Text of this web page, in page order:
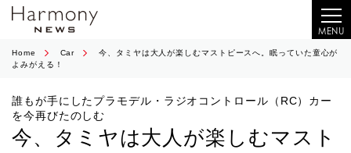
MENU
Home Car
今、タミヤは大人が楽しむマストピースへ。眠っていた童心が
よみがえる！
誰もが手にしたプラモデル・ラジオコントロール（RC）カー
を今再びたのしむ
今、タミヤは大人が楽しむマスト